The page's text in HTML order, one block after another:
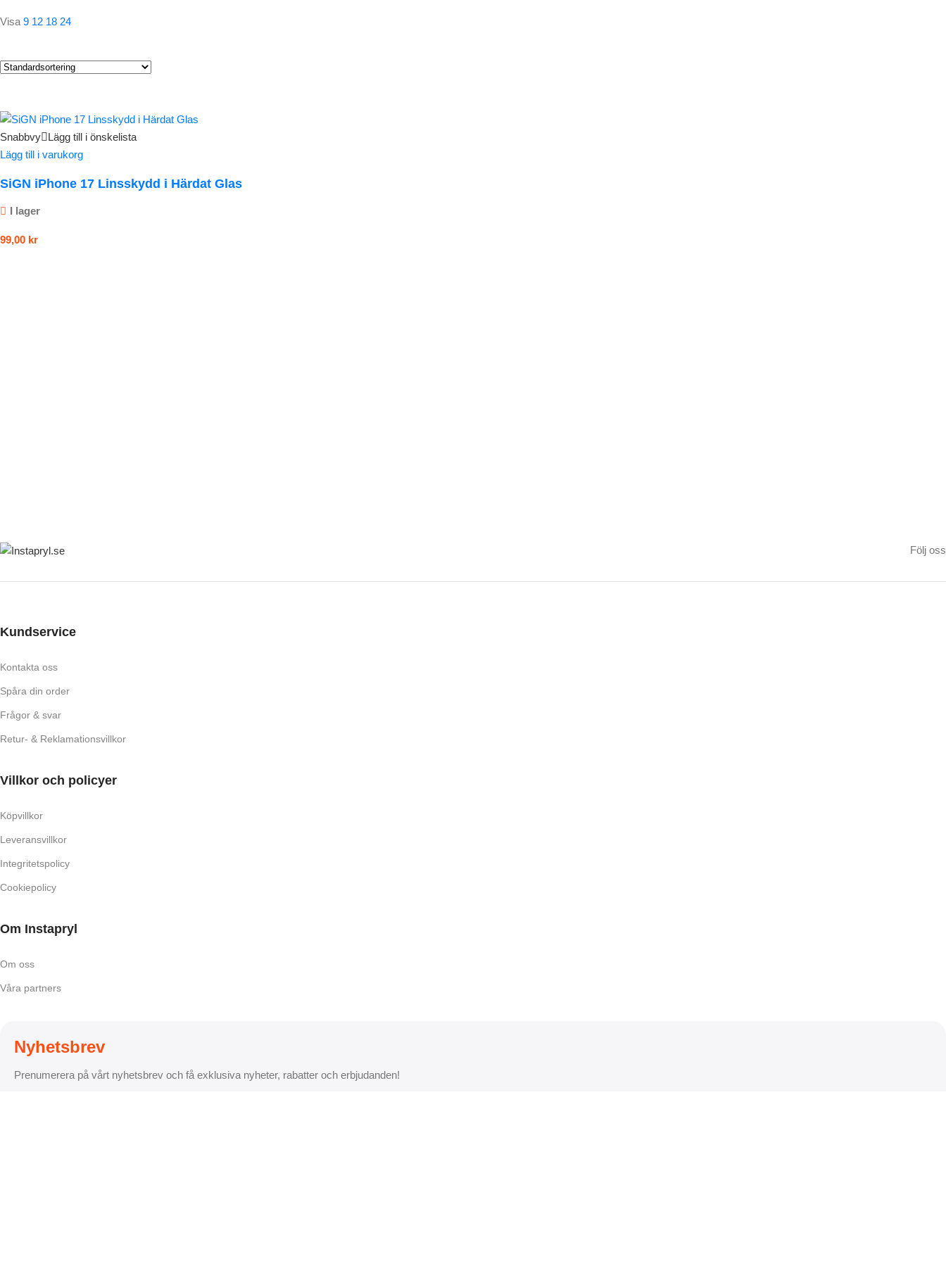
Visa 9 12 18 24
Snabbvy
Lägg till i önskelista
Lägg till i varukorg
SiGN iPhone 17 Linsskydd i Härdat Glas
I lager
99,00 kr
Följ oss
Kundservice
Kontakta oss
Spåra din order
Frågor & svar
Retur- & Reklamationsvillkor
Villkor och policyer
Köpvillkor
Leveransvillkor
Integritetspolicy
Cookiepolicy
Om Instapryl
Om oss
Våra partners
Nyhetsbrev
Prenumerera på vårt nyhetsbrev och få exklusiva nyheter, rabatter och erbjudanden!